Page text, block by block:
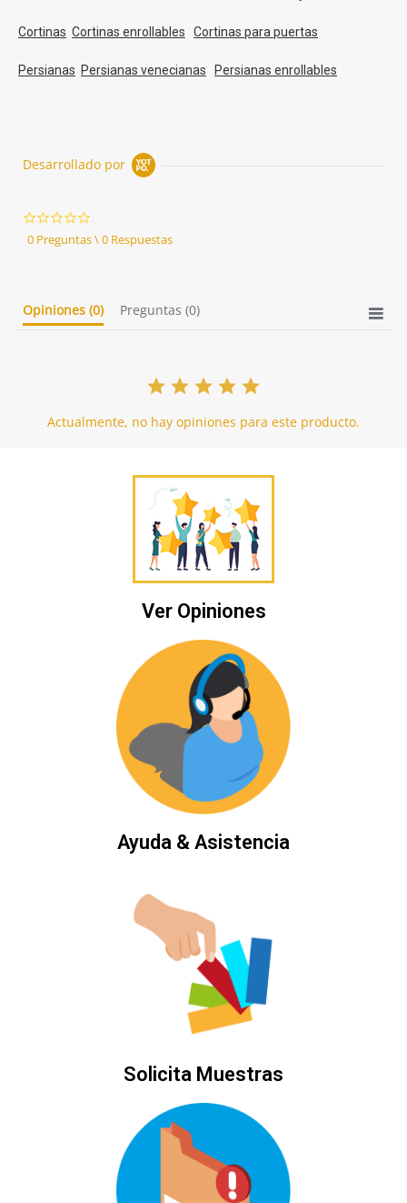
Cortinas Cortinas enrollables Cortinas para puertas
Persianas Persianas venecianas Persianas enrollables
Desarrollado por
star
rating
0 Preguntas \ 0 Respuestas
Opiniones (0) Preguntas (0)
Actualmente, no hay opiniones para este producto.
Ver Opiniones
Ayuda & Asistencia
Solicita Muestras